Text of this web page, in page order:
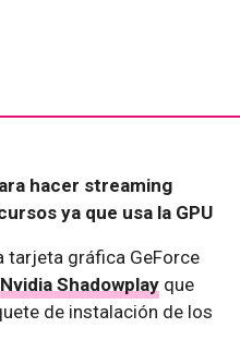
hacer streaming
ya que usa la GPU
tarjeta gráfica GeForce
Nvidia Shadowplay que
de instalación de los